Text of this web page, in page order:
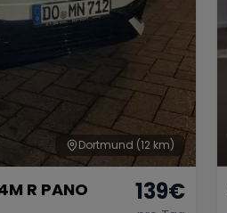
Dortmund (12 km)
R PANO 139€